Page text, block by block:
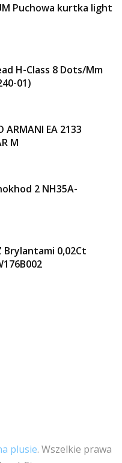
Puchowa kurtka light
H-Class 8 Dots/Mm
01)
ARMANI EA 2133
M
2 NH35A-
Brylantami 0,02Ct
plusie. Wszelkie prawa